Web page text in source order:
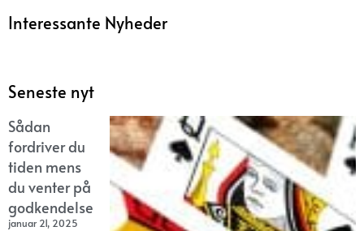
Interessante Nyheder
Seneste nyt
Sådan
fordriver du
tiden mens
du venter på
godkendelse
januar 21, 2025